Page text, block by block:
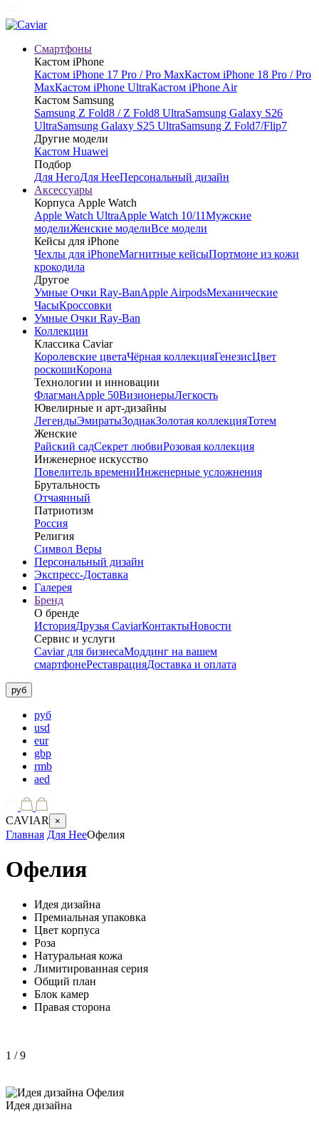
Смартфоны
Кастом iPhone
Кастом iPhone 17 Pro / Pro MaxКастом iPhone 18 Pro / Pro
MaxКастом iPhone UltraКастом iPhone Air
Кастом Samsung
Samsung Z Fold8 / Z Fold8 UltraSamsung Galaxy S26
UltraSamsung Galaxy S25 UltraSamsung Z Fold7/Flip7
Другие модели
Кастом Huawei
Подбор
Для НегоДля НееПерсональный дизайн
Аксессуары
Корпуса Apple Watch
Apple Watch UltraApple Watch 10/11Мужские
моделиЖенские моделиВсе модели
Кейсы для iPhone
Чехлы для iPhoneМагнитные кейсыПортмоне из кожи
крокодила
Другое
Умные Очки Ray-BanApple AirpodsМеханические
ЧасыКроссовки
Умные Очки Ray-Ban
Коллекции
Классика Caviar
Королевские цветаЧёрная коллекцияГенезисЦвет
роскошиКорона
Технологии и инновации
ФлагманApple 50ВизионерыЛегкость
Ювелирные и арт-дизайны
ЛегендыЭмиратыЗодиакЗолотая коллекцияТотем
Женские
Райский садСекрет любвиРозовая коллекция
Инженерное искусство
Повелитель времениИнженерные усложнения
Брутальность
Отчаянный
Патриотизм
Россия
Религия
Символ Веры
Персональный дизайн
Экспресс-Доставка
Галерея
Бренд
О бренде
ИсторияДрузья CaviarКонтактыНовости
Сервис и услуги
Caviar для бизнесаМоддинг на вашем
смартфонеРеставрацияДоставка и оплата
руб
руб
usd
eur
gbp
rmb
aed
CAVIAR ×
Главная Для НееОфелия
Офелия
Идея дизайна
Премиальная упаковка
Цвет корпуса
Роза
Натуральная кожа
Лимитированная серия
Общий план
Блок камер
Правая сторона
1 / 9
Идея дизайна